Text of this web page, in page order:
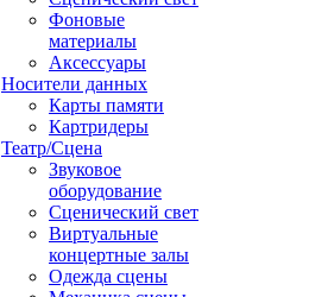
Фоновые
материалы
Аксессуары
Носители данных
Карты памяти
Картридеры
Театр/Сцена
Звуковое
оборудование
Сценический свет
Виртуальные
концертные залы
Одежда сцены